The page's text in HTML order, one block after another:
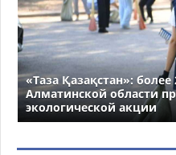
«Таза Қазақстан»:
Алматинской области
экологической акции